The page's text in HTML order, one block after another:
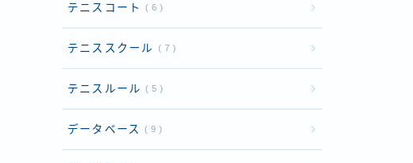
テニスコート 6
テニススクール 7
テニスルール 5
データベース 9